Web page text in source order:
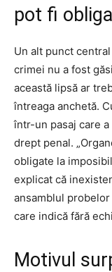
pot fi
Un alt punct
crimei nu a fost
această lipsă ar
întreaga anchetă.
într-un pasaj care
drept penal.
obligate la
explicat că
ansamblul
care indică fără
Motivul